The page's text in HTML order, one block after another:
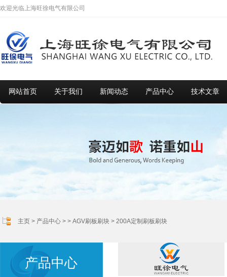
欢迎光临上海旺徐电气有限公司
网站首页 关于我们 新闻动态 产品中心 技术文章
主页 > 产品中心 > > AGV刷板刷块 > 200A定制刷板刷块
产品中心